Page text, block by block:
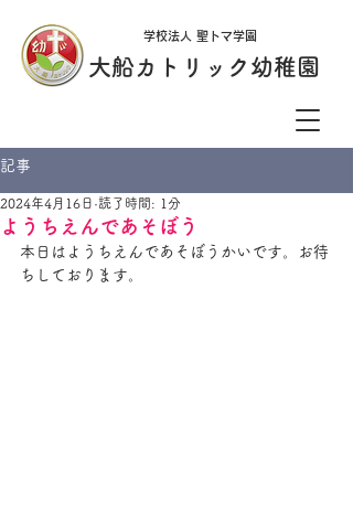
学校法人 聖トマ学園
大船カトリック幼稚園
記事
ようちえんであそぼう
2024年4月16日 読了時間: 1分
本日はようちえんであそぼうかいです。お待
ちしております。